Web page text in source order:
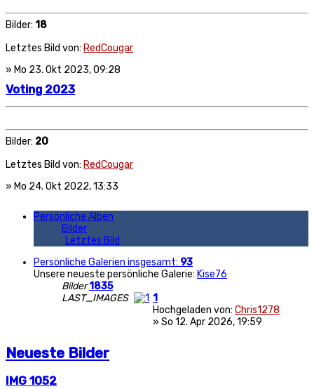
Bilder: 18
Letztes Bild von: RedCougar
» Mo 23. Okt 2023, 09:28
Voting 2023
Bilder: 20
Letztes Bild von: RedCougar
» Mo 24. Okt 2022, 13:33
Persönliche Alben
Bilder
Letztes Bild
Persönliche Galerien insgesamt: 93
Unsere neueste persönliche Galerie: Kise76
Bilder1835
LAST_IMAGES
1
Hochgeladen von: Chris1278
» So 12. Apr 2026, 19:59
Neueste Bilder
IMG 1052